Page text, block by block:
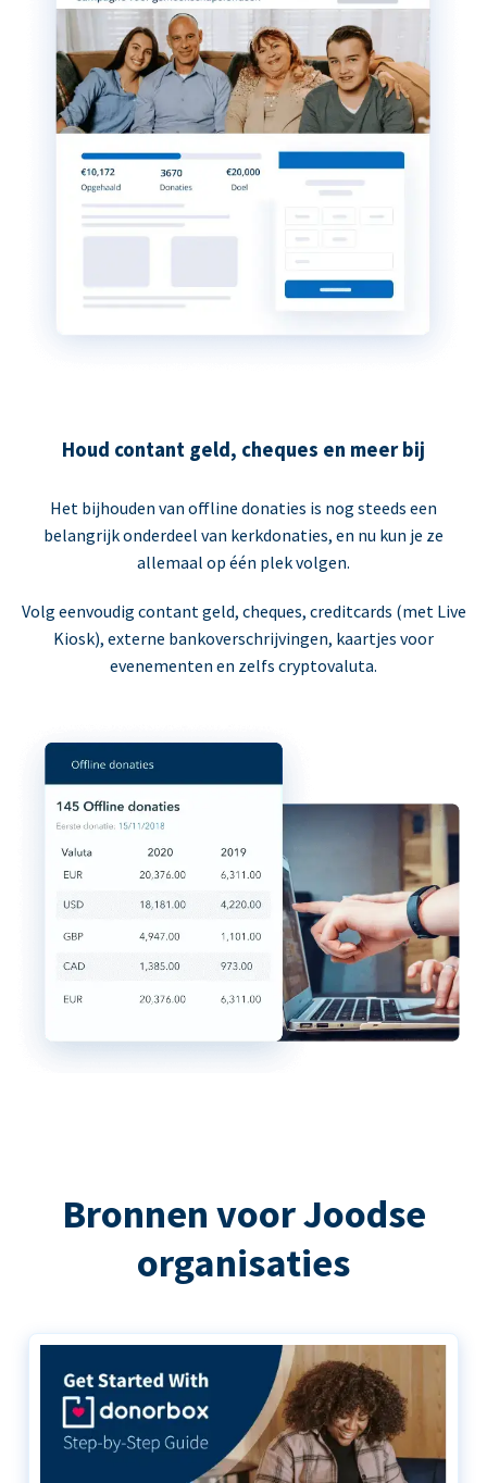
Houd contant geld, cheques en meer bij
Het bijhouden van offline donaties is nog steeds een
belangrijk onderdeel van kerkdonaties, en nu kun je ze
allemaal op één plek volgen.
Volg eenvoudig contant geld, cheques, creditcards (met Live
Kiosk), externe bankoverschrijvingen, kaartjes voor
evenementen en zelfs cryptovaluta.
Bronnen voor Joodse
organisaties